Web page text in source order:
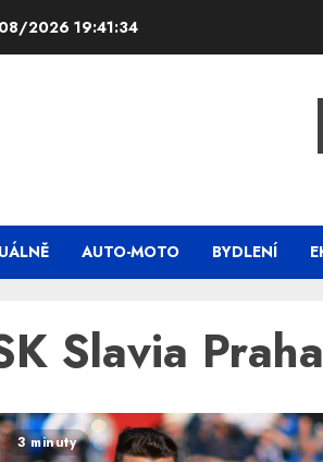
2026 19:41:35
AUTO-MOTO BYDLENÍ
Slavia Praha
3 minuty